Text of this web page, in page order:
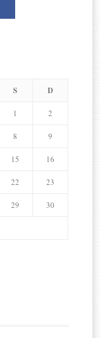
S D
1 2
8 9
15 16
22 23
29 30